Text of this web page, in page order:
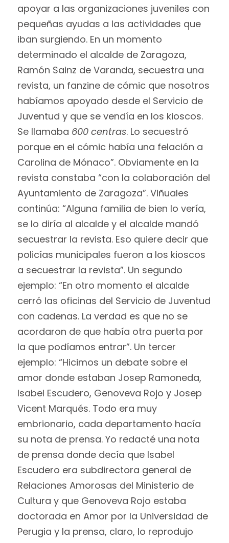
apoyar a las organizaciones juveniles con
pequeñas ayudas a las actividades que
iban surgiendo. En un momento
determinado el alcalde de Zaragoza,
Ramón Sainz de Varanda, secuestra una
revista, un fanzine de cómic que nosotros
habíamos apoyado desde el Servicio de
Juventud y que se vendía en los kioscos.
Se llamaba 600 centras. Lo secuestró
porque en el cómic había una felación a
Carolina de Mónaco”. Obviamente en la
revista constaba “con la colaboración del
Ayuntamiento de Zaragoza”. Viñuales
continúa: “Alguna familia de bien lo vería,
se lo diría al alcalde y el alcalde mandó
secuestrar la revista. Eso quiere decir que
policías municipales fueron a los kioscos
a secuestrar la revista”. Un segundo
ejemplo: “En otro momento el alcalde
cerró las oficinas del Servicio de Juventud
con cadenas. La verdad es que no se
acordaron de que había otra puerta por
la que podíamos entrar”. Un tercer
ejemplo: “Hicimos un debate sobre el
amor donde estaban Josep Ramoneda,
Isabel Escudero, Genoveva Rojo y Josep
Vicent Marqués. Todo era muy
embrionario, cada departamento hacía
su nota de prensa. Yo redacté una nota
de prensa donde decía que Isabel
Escudero era subdirectora general de
Relaciones Amorosas del Ministerio de
Cultura y que Genoveva Rojo estaba
doctorada en Amor por la Universidad de
Perugia y la prensa, claro, lo reprodujo